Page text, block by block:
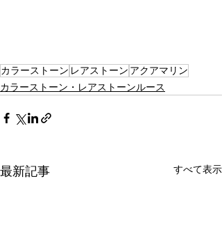
カラーストーン レアストーン アクアマリン
カラーストーン・レアストーンルース
最新記事 すべて表示